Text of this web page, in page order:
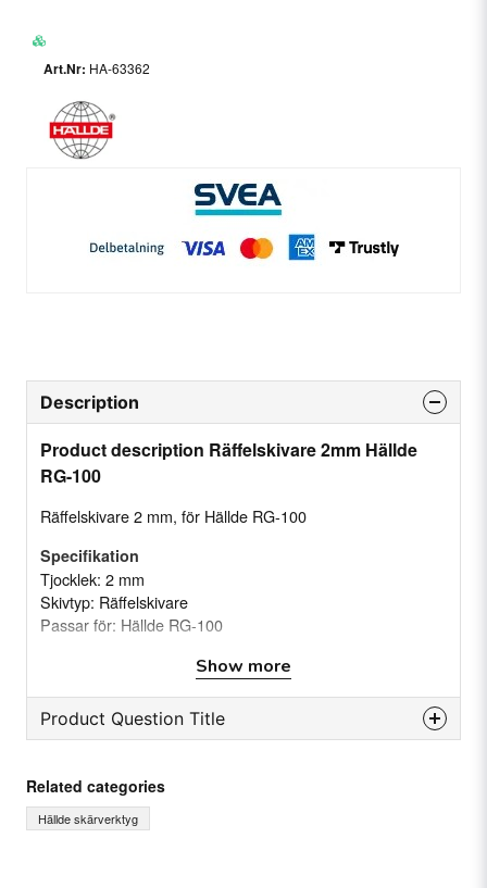
HA-63362
Description
Product description Räffelskivare 2mm Hällde
RG-100
Räffelskivare 2 mm, för Hällde RG-100
Specifikation
Tjocklek: 2 mm
Skivtyp: Räffelskivare
Passar för: Hällde RG-100
Show more
Product Question Title
Ask us something about this product...
Related categories
Hällde skärverktyg